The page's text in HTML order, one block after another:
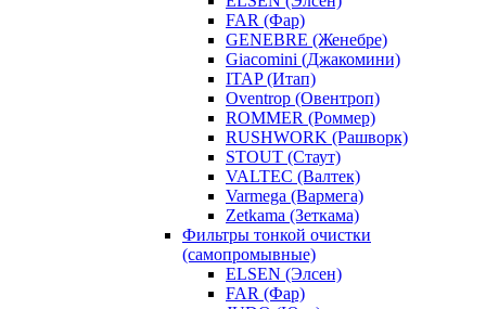
FAR (Фар)
GENEBRE (Женебре)
Giacomini (Джакомини)
ITAP (Итап)
Oventrop (Овентроп)
ROMMER (Роммер)
RUSHWORK (Рашворк)
STOUT (Стаут)
VALTEC (Валтек)
Varmega (Вармега)
Zetkama (Зеткама)
Фильтры тонкой очистки
(самопромывные)
ELSEN (Элсен)
FAR (Фар)